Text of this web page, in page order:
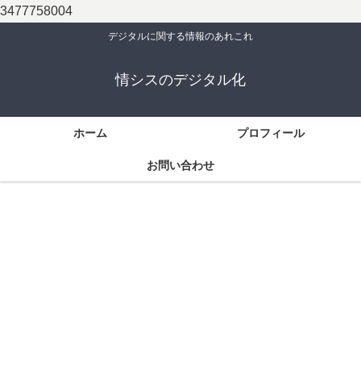
3477758004
デジタルに関する情報のあれこれ
情シスのデジタル化
ホーム プロフィール
お問い合わせ